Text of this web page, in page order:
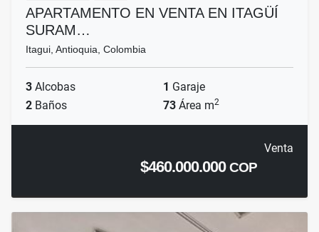
APARTAMENTO EN VENTA EN ITAGÜÍ
SURAM…
Itagui, Antioquia, Colombia
3 Alcobas 1 Garaje
2 Baños 73 Área m2
Venta
$460.000.000COP